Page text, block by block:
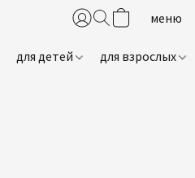
для детей для взрослых